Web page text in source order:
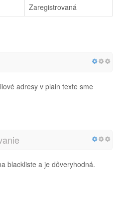
Zaregistrovaná
adresy v plain texte sme
blackliste a je dôveryhodná.